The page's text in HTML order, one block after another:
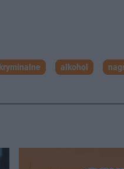
kryminalne alkohol